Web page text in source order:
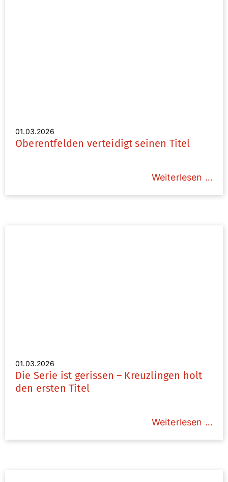
01.03.2026
Oberentfelden verteidigt seinen Titel
Weiterlesen …
01.03.2026
Die Serie ist gerissen – Kreuzlingen holt
den ersten Titel
Weiterlesen …